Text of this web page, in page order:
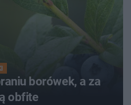
borówek, a za
obfite